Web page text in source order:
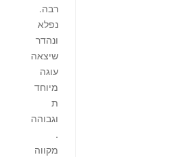
רבה.
נפלא
ונהדר
שיצאה
עוגה
מיוחד
ת
וגבוהה
.
מקווה